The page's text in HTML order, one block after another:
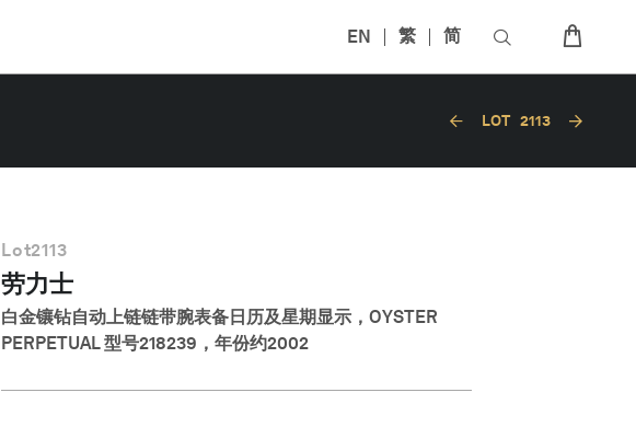
EN 繁 简
LOT 2113
Lot2113
劳力士
白金镶钻自动上链链带腕表备日历及星期显示，OYSTER
PERPETUAL 型号218239，年份约2002